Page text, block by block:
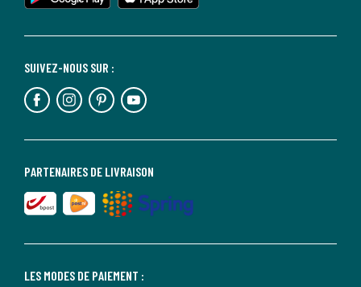
LES MODES DE PAIEMENT :
PARTENAIRES DE LIVRAISON
SUIVEZ-NOUS SUR :